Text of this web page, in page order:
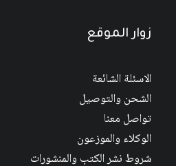
زوار الموقع
الاسئلة الشائعة
الشحن والتوصيل
تواصل معنا
الوكلاء والموزعون
شروط نشر الكتب والمنشورات